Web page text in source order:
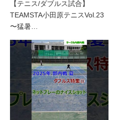
【テニス/ダブルス試合】
TEAMSTA小田原テニスVol.23
〜猛暑…